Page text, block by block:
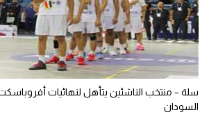
سلة – منتخب الناشئين يتأهل لنهائيات
السودان